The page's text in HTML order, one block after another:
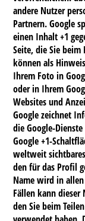
andere Nutzer
Partnern. Google
einen Inhalt +1
Seite, die Sie beim
können als
Ihrem Foto in
oder in Ihrem
Websites und
Google zeichnet
die Google-
Google +1-
weltweit
den für das Profil
Name wird in
Fällen kann dieser
den Sie beim